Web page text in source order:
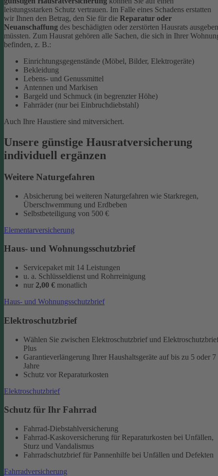
leistungsstarken Schutz vertrauen. Im Falle eines Schadens erstatten
wir Ihnen den Betrag, den Sie für die Reparatur oder
Neuanschaffung des beschädigten oder zerstörten Hausrats ausgeben
müssten. Zum Hausrat gehören alle Sachen, die sich in Ihrer
befinden, z. B.:
Einrichtungsgegenstände (Möbel, Bilder, Elektrogeräte)
Bekleidung
Lebens- und Genussmittel
Antennen und Markisen
Bargeld und Schmuck (in begrenzter Höhe)
Fahrräder (nur bei Einbruchdiebstahl)
Auch Ihre Haustiere sind mitversichert.
Unsere günstige Hausratversicherung
individuell ergänzen
Weitere Naturgefahren
Absicherung bei weiteren Naturgefahren wie Starkregen,
Überschwemmung und Erdbeben
Selbstbeteiligung von 500 €
Elementarversicherung
Haus- und Wohnungsschutzbrief
Servicepaket mit 14 Leistungen
u. a. Schlüsseldienst und Rohrreinigung
nur 2,00 € monatlich
Haus- und Wohnungsschutzbrief
Elektroschutzbrief
Wählen Sie zwischen Elektroschutzbrief und
Plus
Garantieverlängerung Ihrer Haushaltsgeräte auf bis zu 5 oder 7
Jahre
Schutz vor Reparaturkosten
Elektroschutzbrief
Schutz für Ihr Fahrrad
Fahrrad-Diebstahlversicherung
Fahrrad-Kaskoversicherung für Reparaturkosten bei Unfällen,
Sturz und Vandalismus
Fahrradschutzbrief für Pannenhilfe bei Unfällen und Defekten
Fahrradversicherung